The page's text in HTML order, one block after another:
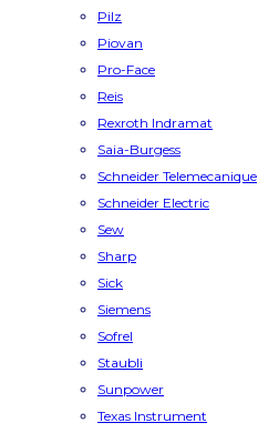
Pilz
Piovan
Pro-Face
Reis
Rexroth Indramat
Saia-Burgess
Schneider Telemecanique
Schneider Electric
Sew
Sharp
Sick
Siemens
Sofrel
Staubli
Sunpower
Texas Instrument